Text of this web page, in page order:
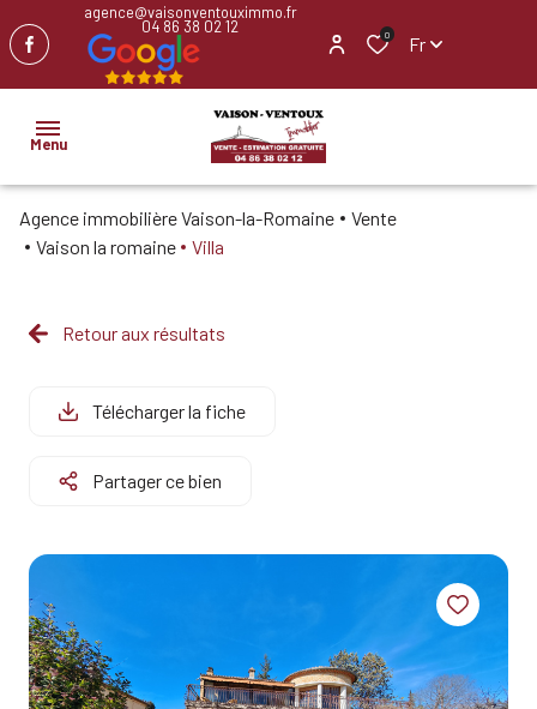
agence@vaisonventouximmo.fr
04 86 38 02 12 0 Fr
Menu
ACCUEIL
BIENS
PROFESSIONNEL
BIENS
VENDUS
ESTIMATION
ALERTE
E-MAIL
QUI
Agence immobilière Vaison-la-Romaine
Vente
Vaison la romaine
Villa
Retour aux résultats
Télécharger la fiche
Partager ce bien